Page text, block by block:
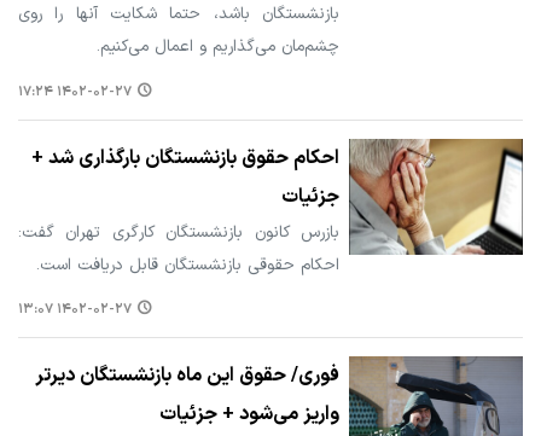
بازنشستگان باشد، حتما شکایت آنها را روی
چشم‌مان می‌گذاریم و اعمال می‌کنیم.
۱۴۰۲-۰۲-۲۷ ۱۷:۲۴
احکام حقوق بازنشستگان بارگذاری شد +
جزئیات
بازرس کانون بازنشستگان کارگری تهران گفت:
احکام حقوقی بازنشستگان قابل دریافت است.
۱۴۰۲-۰۲-۲۷ ۱۳:۰۷
فوری/ حقوق این ماه بازنشستگان دیرتر
واریز می‌شود + جزئیات